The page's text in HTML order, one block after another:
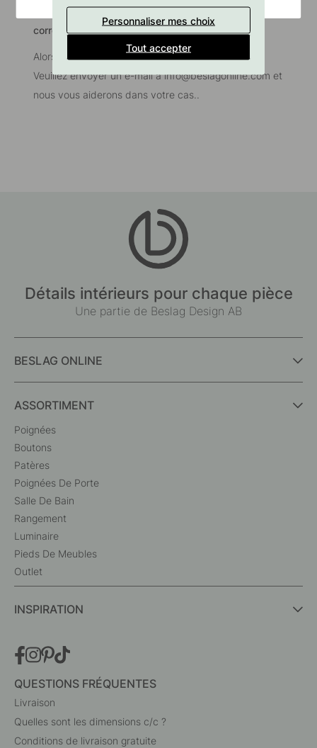
Avez-vous besoin d'aide pour une éventuelle
correspondance de prix?
Alors nous aimerions que vous nous contactiez!
Veuillez envoyer un e-mail àinfo@beslagonline.com et
nous vous aiderons dans votre cas..
Détails intérieurs pour chaque pièce
Une partie de Beslag Design AB
BESLAG ONLINE
ASSORTIMENT
Poignées
Boutons
Patères
Poignées De Porte
Salle De Bain
Rangement
Luminaire
Pieds De Meubles
Outlet
INSPIRATION
QUESTIONS FRÉQUENTES
Livraison
Quelles sont les dimensions c/c ?
Conditions de livraison gratuite
Personnaliser mes choix
Tout accepter